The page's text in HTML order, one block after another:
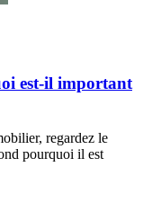
est-il important
regardez le
pourquoi il est